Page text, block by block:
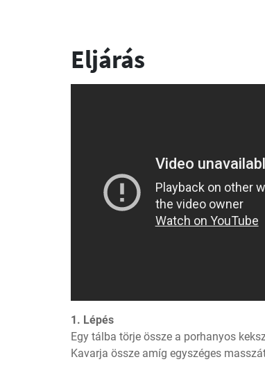
Eljárás
1. Lépés
Egy tálba törje össze a porhanyos
Kavarja össze amíg egyszéges